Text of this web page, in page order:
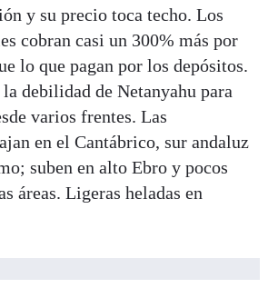
y su precio toca techo. Los
cobran casi un 300% más por
lo que pagan por los depósitos.
debilidad de Netanyahu para
varios frentes. Las
en el Cantábrico, sur andaluz
suben en alto Ebro y pocos
áreas. Ligeras heladas en